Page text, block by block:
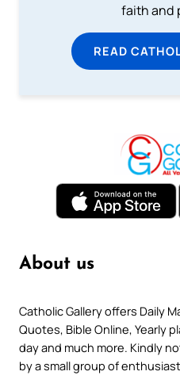
faith and
READ
About us
Catholic Gallery offers Daily
Quotes, Bible Online, Yearly
day and much more. Kindly
by a small group of